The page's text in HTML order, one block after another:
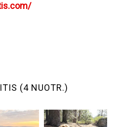
(4 NUOTR.)